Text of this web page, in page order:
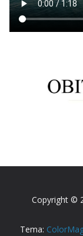
Copyright ©
Tema: